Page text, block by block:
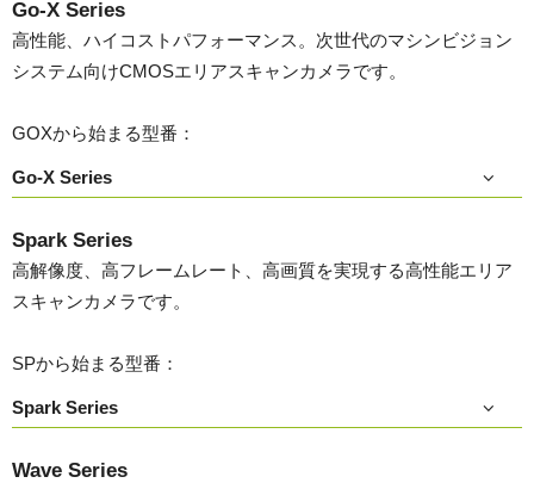
Go-X Series
高性能、ハイコストパフォーマンス。次世代のマシンビジョン
システム向けCMOSエリアスキャンカメラです。
GOXから始まる型番：
Go-X Series
Spark Series
高解像度、高フレームレート、高画質を実現する高性能エリア
スキャンカメラです。
SPから始まる型番：
Spark Series
Wave Series